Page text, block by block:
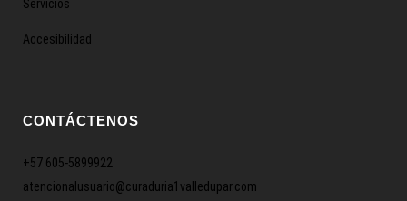
Servicios
Accesibilidad
CONTÁCTENOS
+57 605-5899922
atencionalusuario@curaduria1valledupar.com